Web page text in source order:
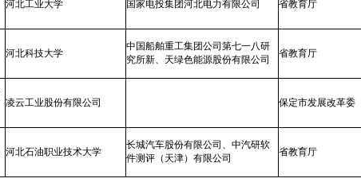
河北工业大学 国家电投集团河北电力有限公司 省教育厅
河北科技大学
中国船舶重工集团公司第七一八研
究所新、天绿色能源股份有限公司
省教育厅
凌云工业股份有限公司 保定市发展改革委
河北石油职业技术大学
长城汽车股份有限公司、中汽研软
件测评（天津）有限公司
省教育厅